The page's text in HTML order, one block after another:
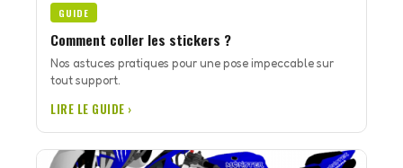
GUIDE
Comment coller les stickers ?
Nos astuces pratiques pour une pose impeccable sur
tout support.
LIRE LE GUIDE ›